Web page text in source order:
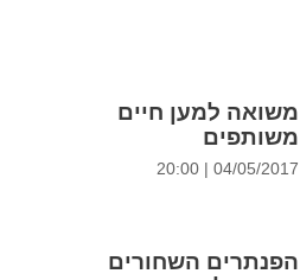
משואה למען חיים
משותפים
04/05/2017 | 20:00
הפנתרים השחורים